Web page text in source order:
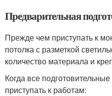
Предварительная
Прежде чем приступать к
потолка с разметкой
количество материала и
Когда все
приступать к работам: